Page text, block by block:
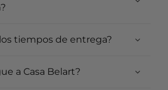
tiempos de entrega?
a Casa Belart?